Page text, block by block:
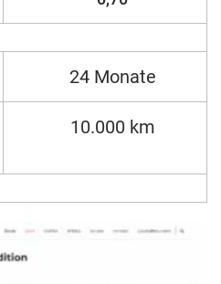
24 Monate
10.000 km